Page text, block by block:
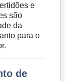
e
são
da
para o
de